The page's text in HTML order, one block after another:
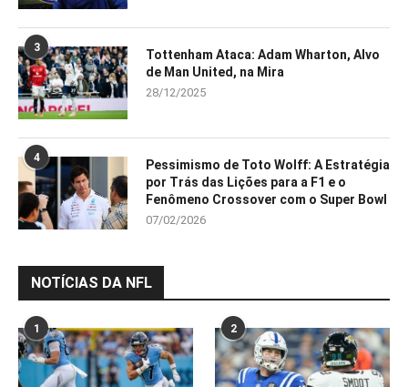
3
Tottenham Ataca: Adam Wharton, Alvo
de Man United, na Mira
28/12/2025
4
Pessimismo de Toto Wolff: A Estratégia
por Trás das Lições para a F1 e o
Fenômeno Crossover com o Super Bowl
07/02/2026
NOTÍCIAS DA NFL
1 2